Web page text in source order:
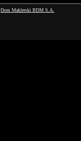
Dom Maklerski BDM S.A.